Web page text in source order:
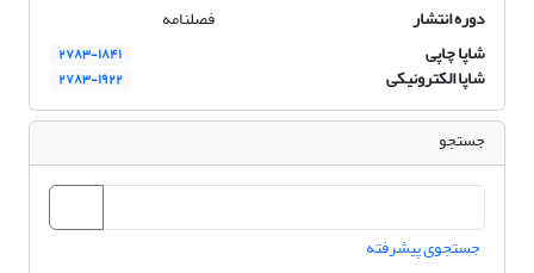
دوره انتشار
فصلنامه
شاپا چاپی
۲۷۸۳-۱۸۴۱
شاپا الکترونیکی ۲۷۸۳-۱۹۲۲
جستجو
جستجوی پیشرفته